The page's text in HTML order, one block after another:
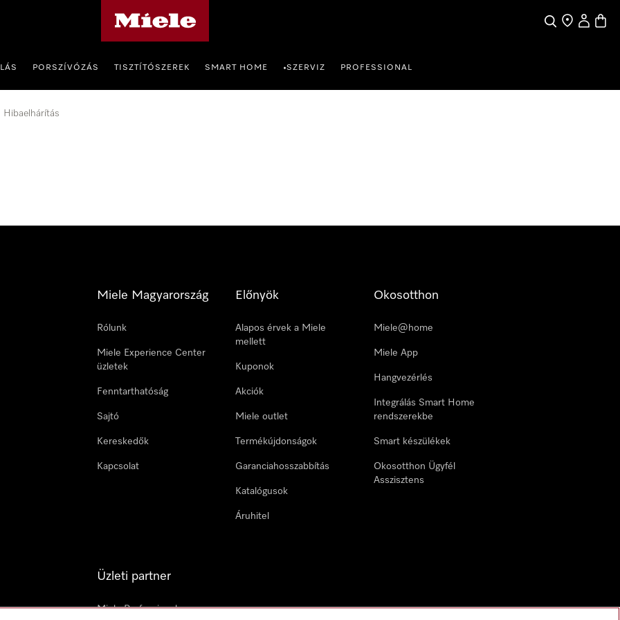
KeresesÜzletkereső
Saját profil
PORSZÍVÓZÁS TISZTÍTÓSZEREK SMART HOME •SZERVIZ PROFESSIONAL
Hibaelhárítás
Miele Magyarország
Rólunk
Miele Experience Center
üzletek
Fenntarthatóság
Sajtó
Kereskedők
Kapcsolat
Előnyök
Alapos érvek a Miele
mellett
Kuponok
Akciók
Miele outlet
Termékújdonságok
Garanciahosszabbítás
Katalógusok
Áruhitel
Okosotthon
Miele@home
Miele App
Hangvezérlés
Integrálás Smart Home
rendszerekbe
Smart készülékek
Okosotthon Ügyfél
Asszisztens
Üzleti partner
Miele Professional